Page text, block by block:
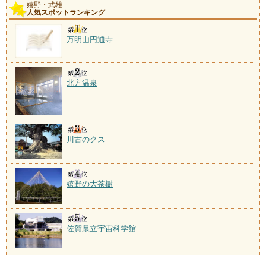
嬉野・武雄
人気スポットランキング
万明山円通寺
北方温泉
川古のクス
嬉野の大茶樹
佐賀県立宇宙科学館